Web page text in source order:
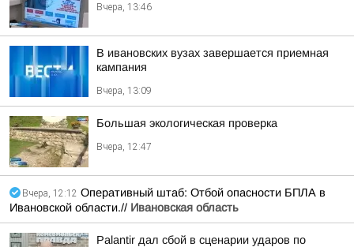
Вчера, 13:46
В ивановских вузах завершается приемная
кампания
Вчера, 13:09
Большая экологическая проверка
Вчера, 12:47
Вчера, 12:12 Оперативный штаб: Отбой опасности БПЛА в
Ивановской области.// Ивановская область
Palantir дал сбой в сценарии ударов по